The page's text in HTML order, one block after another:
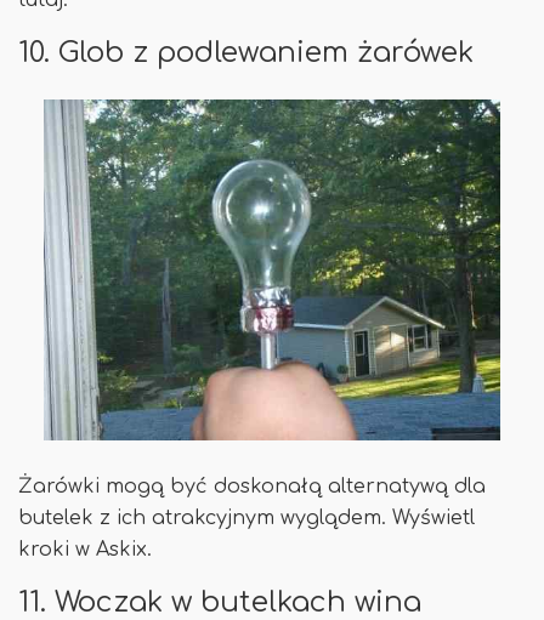
10. Glob z podlewaniem żarówek
Żarówki mogą być doskonałą alternatywą dla
butelek z ich atrakcyjnym wyglądem. Wyświetl
kroki w Askix.
11. Woczak w butelkach wina